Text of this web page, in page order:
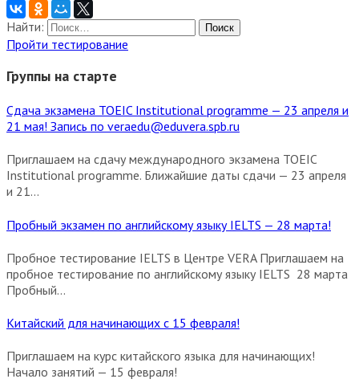
Найти:
Пройти тестирование
Группы на старте
Сдача экзамена TOEIC Institutional programme — 23 апреля и
21 мая! Запись по veraedu@eduvera.spb.ru
Приглашаем на сдачу международного экзамена TOEIC
Institutional programme. Ближайшие даты сдачи — 23 апреля
и 21...
Пробный экзамен по английскому языку IELTS — 28 марта!
Пробное тестирование IELTS в Центре VERA Приглашаем на
пробное тестирование по английскому языку IELTS 28 марта
Пробный...
Китайский для начинающих с 15 февраля!
Приглашаем на курс китайского языка для начинающих!
Начало занятий — 15 февраля!